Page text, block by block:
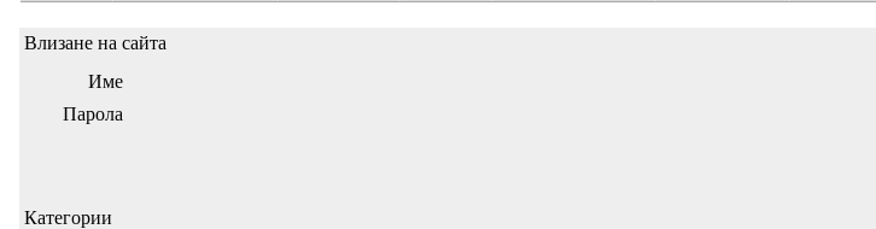
Влизане на сайта
Име
Парола
Категории